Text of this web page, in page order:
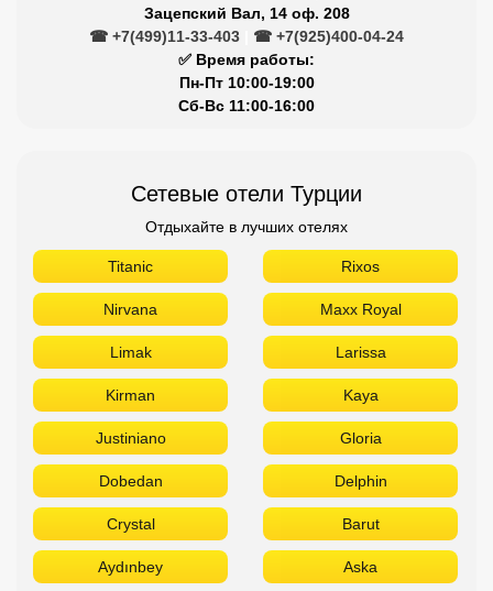
Зацепский Вал, 14 оф. 208
☎ +7(499)11-33-403
☎ +7(925)400-04-24
✅ Время работы:
Пн-Пт 10:00-19:00
Сб-Вс 11:00-16:00
Сетевые отели Турции
Отдыхайте в лучших отелях
Titanic Rixos
Nirvana Maxx Royal
Limak Larissa
Kirman Kaya
Justiniano Gloria
Dobedan Delphin
Crystal Barut
Aydınbey Aska